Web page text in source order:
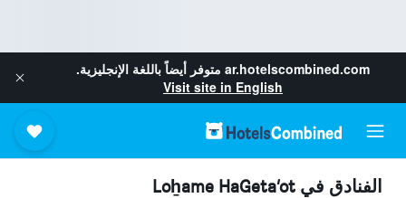
ar.hotelscombined.com متوفر أيضاً باللغة الإنجليزية.
Visit site in English
الفنادق في Loẖame HaGeta’ot